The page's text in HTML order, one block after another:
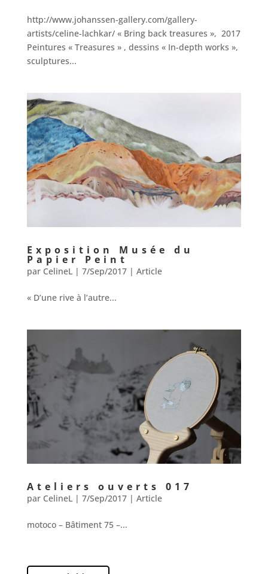
http://www.johanssen-gallery.com/gallery-
artists/celine-lachkar/ « Bring back treasures », 2017
Peintures « Treasures » , dessins « In-depth works »,
sculptures...
Exposition Musée du
Papier Peint
par CelineL| 7/Sep/2017| Article
« D’une rive à l’autre...
Ateliers ouverts 017
par CelineL| 7/Sep/2017| Article
motoco – Bâtiment 75 –...